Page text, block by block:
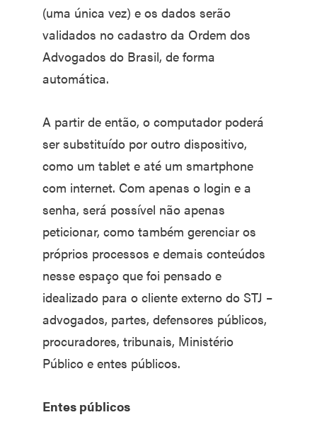
(uma única vez) e os dados serão
validados no cadastro da Ordem dos
Advogados do Brasil, de forma
automática.
A partir de então, o computador poderá
ser substituído por outro dispositivo,
como um tablet e até um smartphone
com internet. Com apenas o login e a
senha, será possível não apenas
peticionar, como também gerenciar os
próprios processos e demais conteúdos
nesse espaço que foi pensado e
idealizado para o cliente externo do STJ –
advogados, partes, defensores públicos,
procuradores, tribunais, Ministério
Público e entes públicos.
Entes públicos